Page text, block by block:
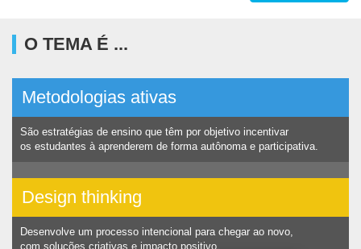
O TEMA É ...
Metodologias ativas
São estratégias de ensino que têm por objetivo incentivar
os estudantes à aprenderem de forma autônoma e participativa.
Design thinking
Desenvolve um processo intencional para chegar ao novo,
com soluções criativas e impacto positivo.